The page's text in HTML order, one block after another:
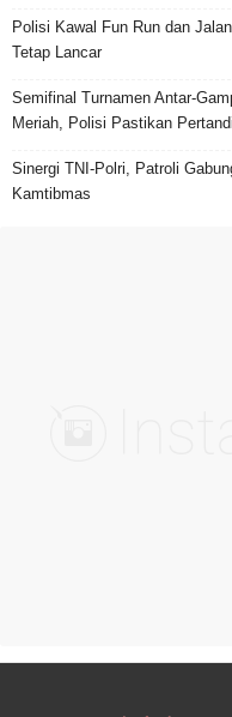
Polisi Kawal Fun Run dan
Tetap Lancar
Semifinal Turnamen Antar-
Meriah, Polisi Pastikan
Sinergi TNI-Polri, Patroli
Kamtibmas